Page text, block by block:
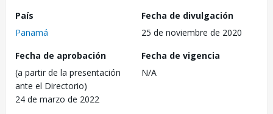
País
Panamá
Fecha de divulgación
25 de noviembre de 2020
Fecha de aprobación
(a partir de la presentación
ante el Directorio)
24 de marzo de 2022
Fecha de vigencia
N/A